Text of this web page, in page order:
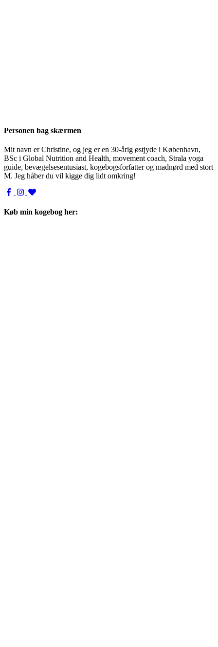
Personen bag skærmen
Mit navn er Christine, og jeg er en 30-årig østjyde i København,
BSc i Global Nutrition and Health, movement coach, Strala yoga
guide, bevægelsesentusiast, kogebogsforfatter og madnørd med stort
M. Jeg håber du vil kigge dig lidt omkring!
Køb min kogebog her: